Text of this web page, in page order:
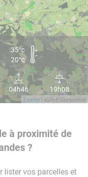
Leaflet | IGN-F/Geoportail
35°c
20°c
04h46 19h08
à proximité de
?
lister vos parcelles et